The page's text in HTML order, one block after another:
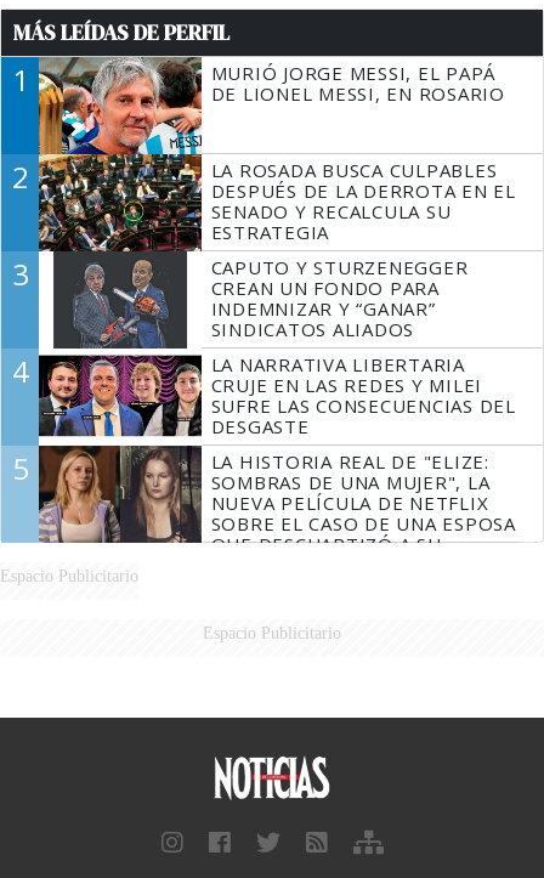
MÁS LEÍDAS DE PERFIL
1
MURIÓ JORGE MESSI, EL PAPÁ
DE LIONEL MESSI, EN ROSARIO
2
LA ROSADA BUSCA CULPABLES
DESPUÉS DE LA DERROTA EN EL
SENADO Y RECALCULA SU
ESTRATEGIA
3
CAPUTO Y STURZENEGGER
CREAN UN FONDO PARA
INDEMNIZAR Y “GANAR”
SINDICATOS ALIADOS
4
LA NARRATIVA LIBERTARIA
CRUJE EN LAS REDES Y MILEI
SUFRE LAS CONSECUENCIAS DEL
DESGASTE
5
LA HISTORIA REAL DE "ELIZE:
SOMBRAS DE UNA MUJER", LA
NUEVA PELÍCULA DE NETFLIX
SOBRE EL CASO DE UNA ESPOSA
QUE DESCUARTIZÓ A SU
Espacio Publicitario
Espacio Publicitario